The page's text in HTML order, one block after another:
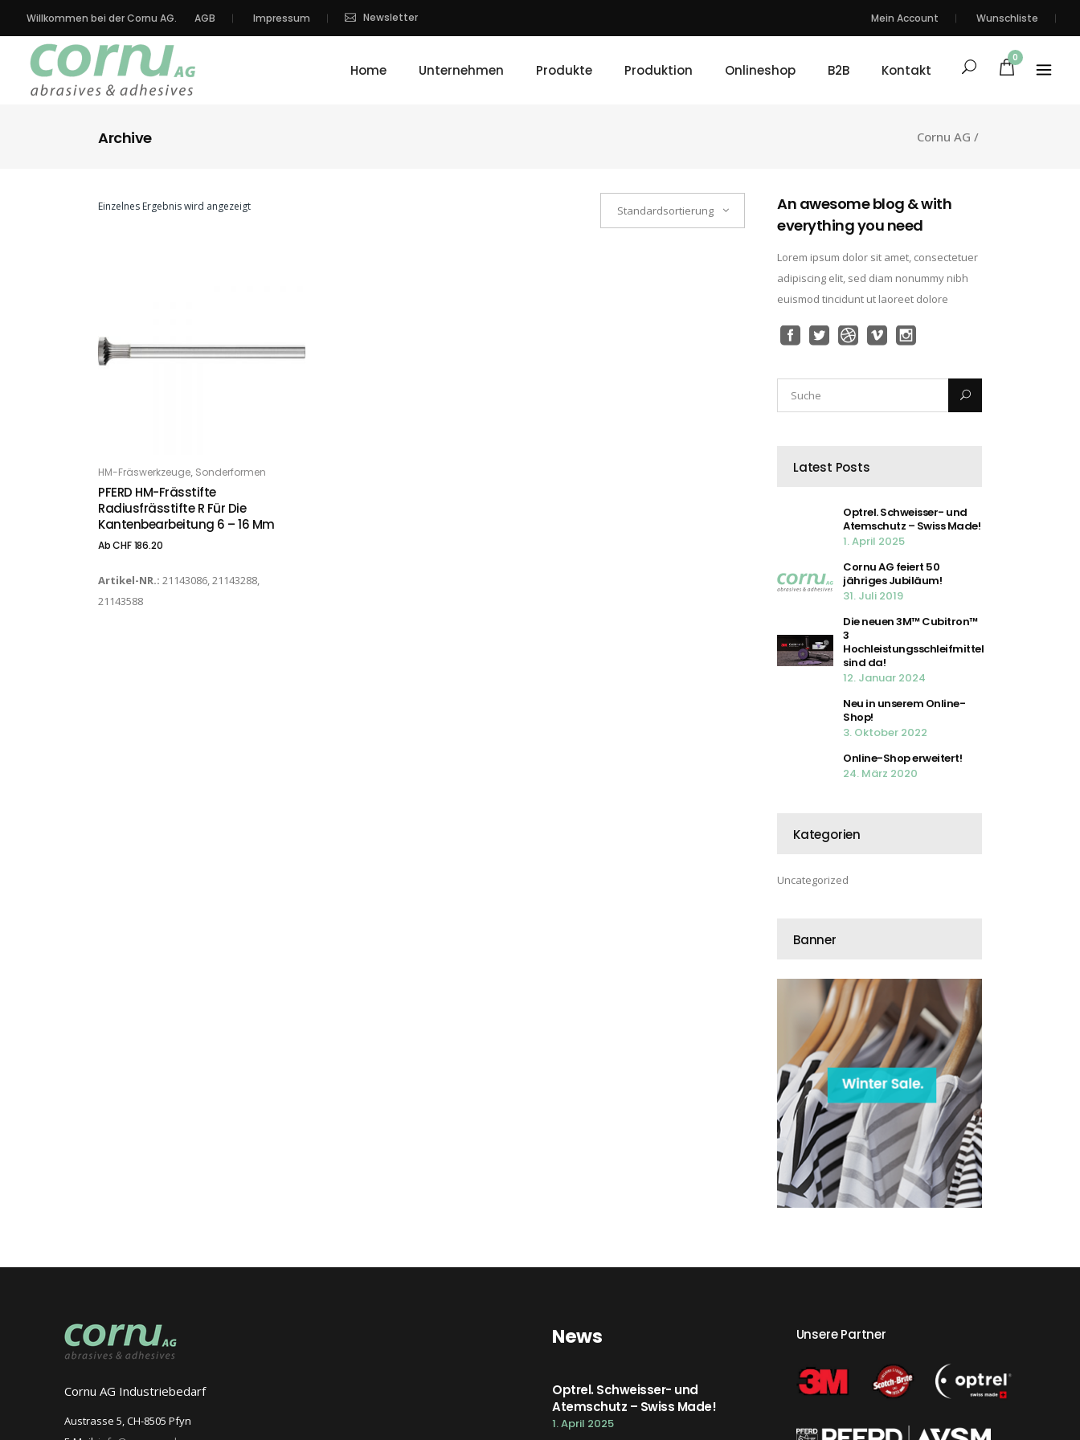
Willkommen bei der Cornu AG. AGB Impressum Newsletter Mein Account Wunschliste
Home Unternehmen Produkte Produktion Onlineshop B2B Kontakt
0
Archive Cornu AG /
Einzelnes Ergebnis wird angezeigt Standardsortierung
OPTIONS
HM-Fräswerkzeuge Sonderformen
PFERD HM-Frässtifte
Radiusfrässtifte R Für Die
Kantenbearbeitung 6 – 16 Mm
AbCHF186.20
Artikel-NR.: 21143086, 21143288,
21143588
An awesome blog & with
everything you need
Lorem ipsum dolor sit amet, consectetuer
adipiscing elit, sed diam nonummy nibh
euismod tincidunt ut laoreet dolore
Latest Posts
Optrel. Schweisser- und
Atemschutz – Swiss Made!
1. April 2025
Cornu AG feiert 50
jähriges Jubiläum!
31. Juli 2019
Die neuen 3M™ Cubitron™
3
Hochleistungsschleifmittel
sind da!
12. Januar 2024
Neu in unserem Online-
Shop!
3. Oktober 2022
Online-Shop erweitert!
24. März 2020
Kategorien
Uncategorized
Banner
Cornu AG Industriebedarf
Austrasse 5, CH-8505 Pfyn
News
Optrel. Schweisser- und
Atemschutz – Swiss Made!
1. April 2025
Unsere Partner